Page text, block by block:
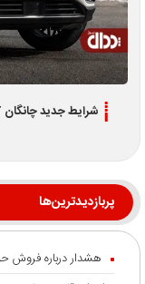
شرایط جدید چانگان Uni-T آرینا درایو اعلام شد
پربازدیدترین‌ها
هشدار درباره فروش